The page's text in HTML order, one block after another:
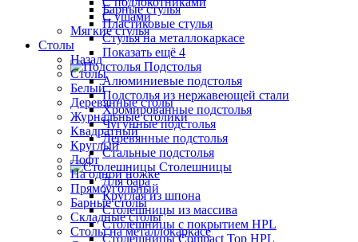
Барные стулья
Пластиковые стулья
Стулья на металлокаркасе
Показать ещё 4
Подстолья
Алюминиевые подстолья
Подстолья из нержавеющей стали
Хромированные подстолья
Чугунные подстолья
Деревянные подстолья
Стальные подстолья
Столешницы
Для бара
Круглая из шпона
Столешницы из массива
Столешницы с покрытием HPL
Столешницы Сompact Top HPL
С ушами
Мягкие стулья
Столы
Назад
Столы
Белый
Деревянные столы
Журнальные столики
Квадратный
Круглый
Лофт
На одной ножке
Прямоугольный
Барные столы
Складные столы
Столы на металлокаркасе